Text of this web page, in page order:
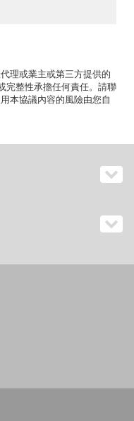
理或業主或第三方提供的
完整性承擔任何責任。請聯
本協議內容的風險由您自